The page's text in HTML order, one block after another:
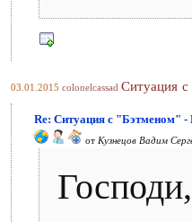
03.01.2015 colonelcassad Ситуация
Re: Ситуация с "Бэтменом" -
от Кузнецов Вадим